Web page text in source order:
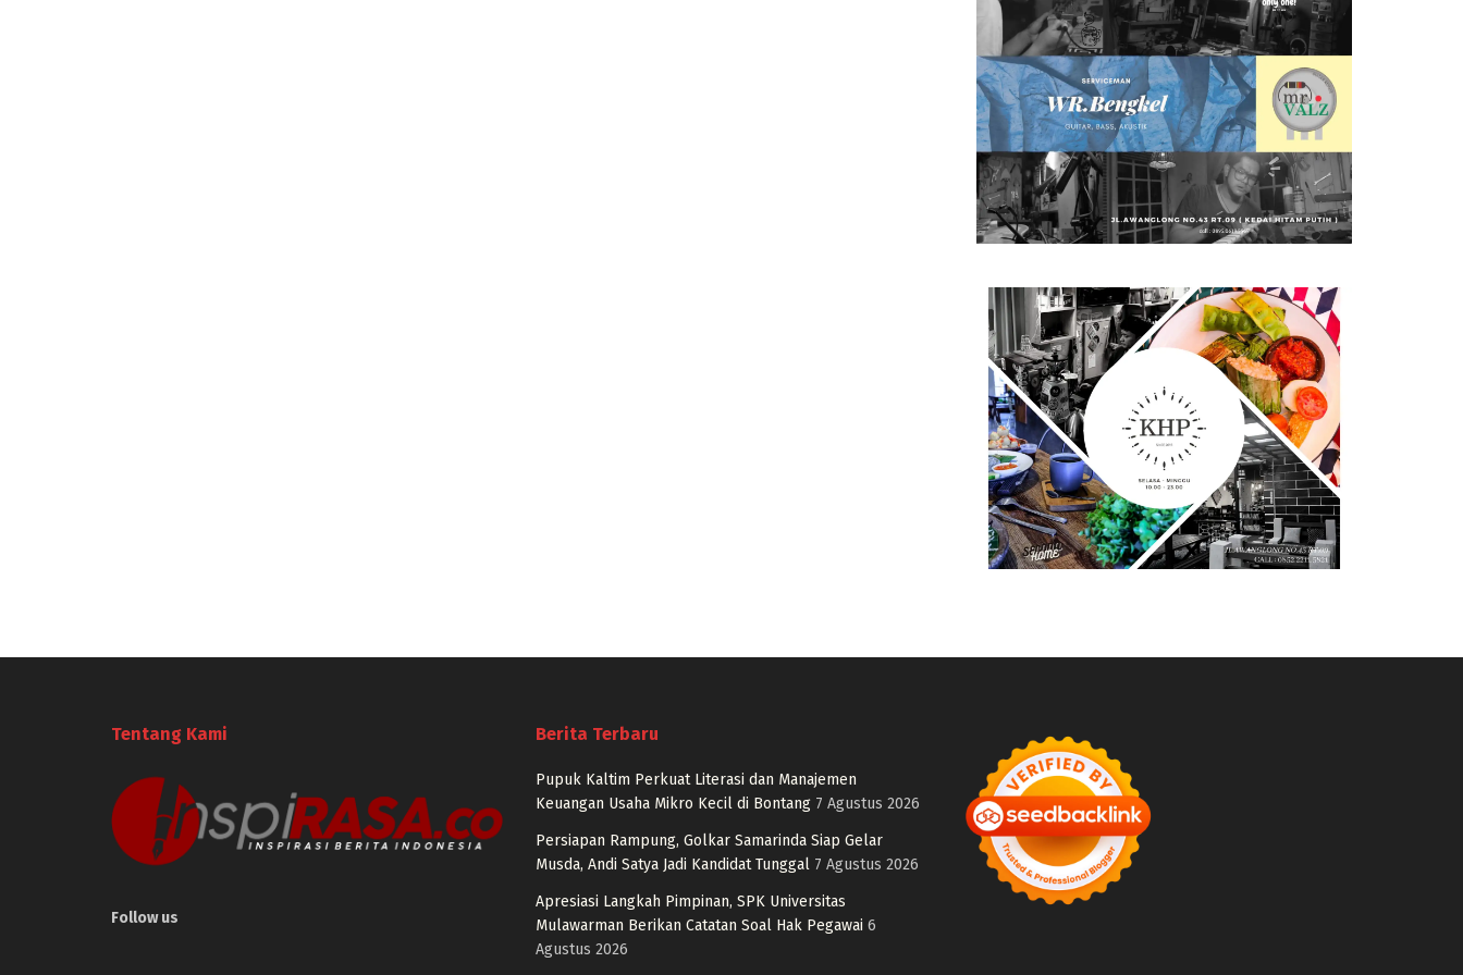
Tentang Kami
Follow us
Berita Terbaru
Pupuk Kaltim Perkuat Literasi dan Manajemen
Keuangan Usaha Mikro Kecil di Bontang 7 Agustus 2026
Persiapan Rampung, Golkar Samarinda Siap Gelar
Musda, Andi Satya Jadi Kandidat Tunggal 7 Agustus 2026
Apresiasi Langkah Pimpinan, SPK Universitas
Mulawarman Berikan Catatan Soal Hak Pegawai 6
Agustus 2026